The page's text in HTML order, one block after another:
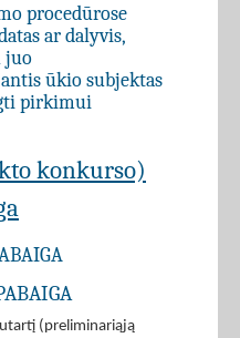
procedūrose
ar dalyvis,
juo
ūkio subjektas
pirkimui
konkurso)
(preliminariąją